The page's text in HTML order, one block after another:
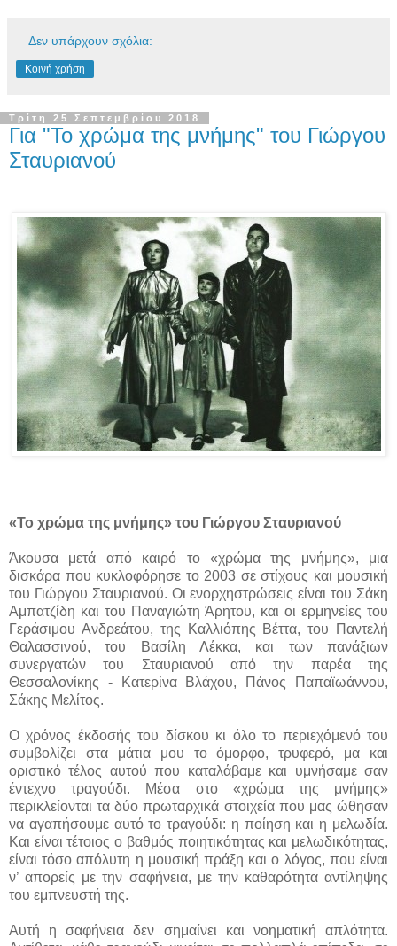
Δεν υπάρχουν σχόλια:
Κοινή χρήση
Τρίτη 25 Σεπτεμβρίου 2018
Για "Το χρώμα της μνήμης" του Γιώργου
Σταυριανού
«Το χρώμα της μνήμης» του Γιώργου Σταυριανού
Άκουσα μετά από καιρό το «χρώμα της μνήμης», μια
δισκάρα που κυκλοφόρησε το 2003 σε στίχους και μουσική
του Γιώργου Σταυριανού. Οι ενορχηστρώσεις είναι του Σάκη
Αμπατζίδη και του Παναγιώτη Άρητου, και οι ερμηνείες του
Γεράσιμου Ανδρεάτου, της Καλλιόπης Βέττα, του Παντελή
Θαλασσινού, του Βασίλη Λέκκα, και των πανάξιων
συνεργατών του Σταυριανού από την παρέα της
Θεσσαλονίκης - Κατερίνα Βλάχου, Πάνος Παπαϊωάννου,
Σάκης Μελίτος.
Ο χρόνος έκδοσής του δίσκου κι όλο το περιεχόμενό του
συμβολίζει στα μάτια μου το όμορφο, τρυφερό, μα και
οριστικό τέλος αυτού που καταλάβαμε και υμνήσαμε σαν
έντεχνο τραγούδι. Μέσα στο «χρώμα της μνήμης»
περικλείονται τα δύο πρωταρχικά στοιχεία που μας ώθησαν
να αγαπήσουμε αυτό το τραγούδι: η ποίηση και η μελωδία.
Και είναι τέτοιος ο βαθμός ποιητικότητας και μελωδικότητας,
είναι τόσο απόλυτη η μουσική πράξη και ο λόγος, που είναι
ν’ απορείς με την σαφήνεια, με την καθαρότητα αντίληψης
του εμπνευστή της.
Αυτή η σαφήνεια δεν σημαίνει και νοηματική απλότητα.